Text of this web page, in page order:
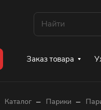
Заказ товара
Каталог – Парики –